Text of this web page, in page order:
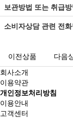
보관방법 또는 취급
소비자상담 관련 전
이전상품 다음
회사소개
이용약관
개인정보처리방침
이용안내
고객센터